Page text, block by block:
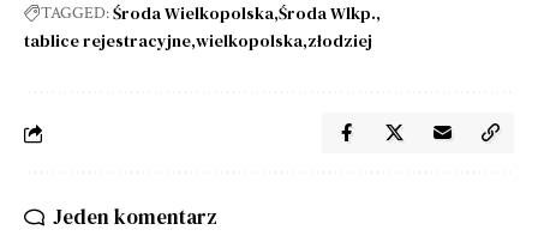
TAGGED:Środa Wielkopolska Środa Wlkp.
tablice rejestracyjne wielkopolska złodziej
Jeden komentarz